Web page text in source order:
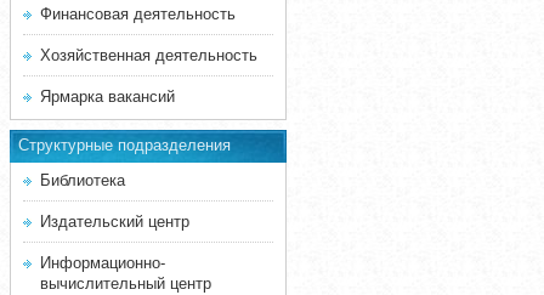
Финансовая деятельность
Хозяйственная деятельность
Ярмарка вакансий
Структурные подразделения
Библиотека
Издательский центр
Информационно-
вычислительный центр